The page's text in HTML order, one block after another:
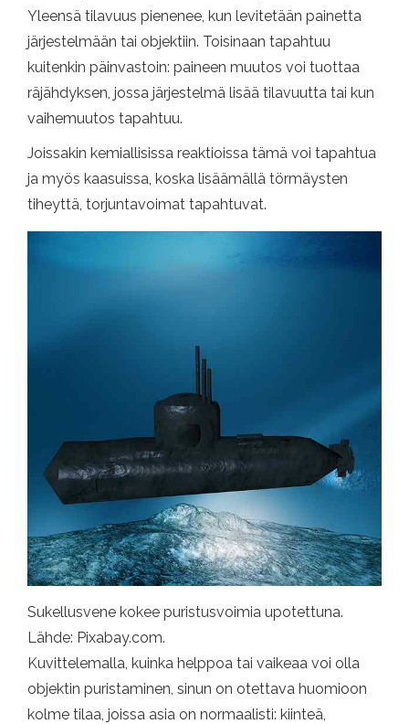
Yleensä tilavuus pienenee, kun levitetään painetta
järjestelmään tai objektiin. Toisinaan tapahtuu
kuitenkin päinvastoin: paineen muutos voi tuottaa
räjähdyksen, jossa järjestelmä lisää tilavuutta tai kun
vaihemuutos tapahtuu.
Joissakin kemiallisissa reaktioissa tämä voi tapahtua
ja myös kaasuissa, koska lisäämällä törmäysten
tiheyttä, torjuntavoimat tapahtuvat.
Sukellusvene kokee puristusvoimia upotettuna.
Lähde: Pixabay.com.
Kuvittelemalla, kuinka helppoa tai vaikeaa voi olla
objektin puristaminen, sinun on otettava huomioon
kolme tilaa, joissa asia on normaalisti: kiinteä,